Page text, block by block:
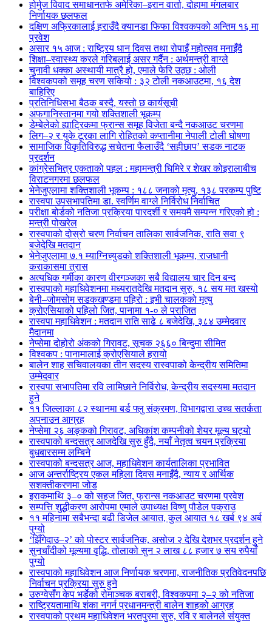
होर्मुज विवाद समाधानतर्फ अमेरिका–इरान वार्ता, दोहामा मंगलबार
निर्णायक छलफल
दक्षिण अफ्रिकालाई हराउँदै क्यानडा फिफा विश्वकपको अन्तिम १६ मा
प्रवेश
असार १५ आज : राष्ट्रिय धान दिवस तथा रोपाइँ महोत्सव मनाइँदै
शिक्षा–स्वास्थ्य करले गरिबलाई असर गर्दैन : अर्थमन्त्री वाग्ले
चुनावी धक्का अस्थायी मात्रै हो, एमाले फेरि उठ्छ : ओली
विश्वकपको समूह चरण सकियो : ३२ टोली नकआउटमा, १६ देश
बाहिरिए
प्रतिनिधिसभा बैठक बस्दै, यस्तो छ कार्यसूची
अफगानिस्तानमा गयो शक्तिशाली भूकम्प
डेम्बेलेको ह्याट्रिकमा फ्रान्स समूह विजेता बन्दै नकआउट चरणमा
लिग–२ र युके टूरका लागि रोहितको कप्तानीमा नेपाली टोली घोषणा
सामाजिक विकृतिविरुद्ध सचेतना फैलाउँदै ‘सहीछाप’ सडक नाटक
प्रदर्शन
कांग्रेसभित्र एकताको पहल : महामन्त्री घिमिरे र शेखर कोइरालाबीच
विराटनगरमा छलफल
भेनेजुएलामा शक्तिशाली भूकम्प : १८८ जनाको मृत्यु, १३८ परकम्प पुष्टि
रास्वपा उपसभापतिमा डा. स्वर्णिम वाग्ले निर्विरोध निर्वाचित
परीक्षा बोर्डको नतिजा प्रक्रिया पारदर्शी र समयमै सम्पन्न गरिएको हो :
मन्त्री पोखरेल
रास्वपाको दोस्रो चरण निर्वाचन तालिका सार्वजनिक, राति सवा ९
बजेदेखि मतदान
भेनेजुएलामा ७.१ म्याग्निच्युडको शक्तिशाली भूकम्प, राजधानी
कराकासमा त्रास
अत्यधिक गर्मीका कारण वीरगञ्जका सबै विद्यालय चार दिन बन्द
रास्वपाको महाधिवेशनमा मध्यरातदेखि मतदान सुरु, १८ सय मत खस्यो
बेनी–जोमसोम सडकखण्डमा पहिरो : इभी चालकको मृत्यु
क्रोएसियाको पहिलो जित, पानामा १-० ले पराजित
रास्वपा महाधिवेशन : मतदान राति साढे ८ बजेदेखि, ३८४ उम्मेदवार
मैदानमा
नेप्सेमा दोहोरो अंकको गिरावट, सूचक २६६० बिन्दुमा सीमित
विश्वकप : पानामालाई क्रोएसियाले हरायो
बालेन शाह सचिवालयका तीन सदस्य रास्वपाको केन्द्रीय समितिमा
उम्मेदवार
रास्वपा सभापतिमा रवि लामिछाने निर्विरोध, केन्द्रीय सदस्यमा मतदान
हुने
११ जिल्लाका ८२ स्थानमा बर्ड फ्लु संक्रमण, विभागद्वारा उच्च सतर्कता
अपनाउन आग्रह
नेप्सेमा २६ अङ्कको गिरावट, अधिकांश कम्पनीको शेयर मूल्य घट्यो
रास्वपाको बन्दसत्र आजदेखि सुरु हुँदै, नयाँ नेतृत्व चयन प्रक्रिया
बुधबारसम्म लम्बिने
रास्वपाको बन्दसत्र आज, महाधिवेशन कार्यतालिका प्रभावित
आज अन्तर्राष्ट्रिय एकल महिला दिवस मनाइँदै, न्याय र आर्थिक
सशक्तीकरणमा जोड
इराकमाथि ३–० को सहज जित, फ्रान्स नकआउट चरणमा प्रवेश
सम्पत्ति शुद्धीकरण आरोपमा एमाले उपाध्यक्ष विष्णु पौडेल पक्राउ
११ महिनामा सबैभन्दा बढी डिजेल आयात, कुल आयात १८ खर्ब ९४ अर्ब
पुग्यो
‘झिँगेदाउ–२’ को पोस्टर सार्वजनिक, असोज २ देखि देशभर प्रदर्शन हुने
सुनचाँदीको मूल्यमा वृद्धि, तोलाको सुन २ लाख ८८ हजार ७ सय रुपैयाँ
पुग्यो
रास्वपाको महाधिवेशन आज निर्णायक चरणमा, राजनीतिक प्रतिवेदनपछि
निर्वाचन प्रक्रिया सुरु हुने
उरुग्वेसँग केप भर्डेको रोमाञ्चक बराबरी, विश्वकपमा २–२ को नतिजा
राष्ट्रियतामाथि शंका नगर्न प्रधानमन्त्री बालेन शाहको आग्रह
रास्वपाको प्रथम महाधिवेशन भरतपुरमा सुरु, रवि र बालेनले संयुक्त